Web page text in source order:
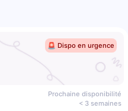
🚨 Dispo en urgence
Prochaine disponibilité
< 3 semaines